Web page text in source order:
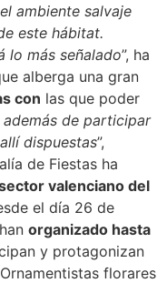
ambiente salvaje
este hábitat.
lo más señalado”, ha
alberga una gran
con las que poder
de participar
dispuestas”,
de Fiestas ha
valenciano del
el día 26 de
organizado hasta
y protagonizan
florares